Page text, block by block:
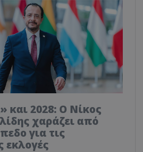
και 2028: Ο Νίκος
χαράζει από
για τις
εκλογές